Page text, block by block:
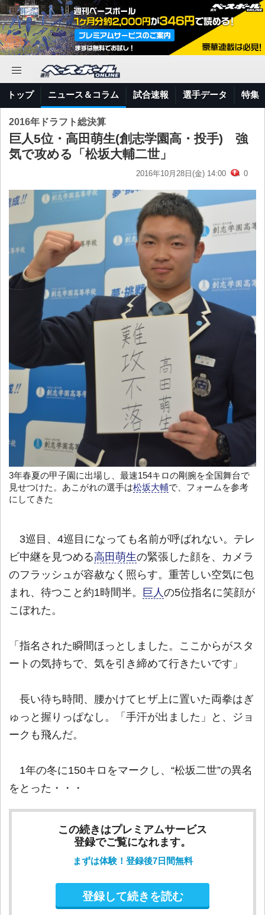
トップ ニュース＆コラム 試合速報 選手データ 特集
2016年ドラフト総決算
巨人5位・高田萌生(創志学園高・投手) 強
気で攻める「松坂大輔二世」
2016年10月28日(金) 14:00 0
3年春夏の甲子園に出場し、最速154キロの剛腕を全国舞台で
見せつけた。あこがれの選手は松坂大輔で、フォームを参考
にしてきた
3巡目、4巡目になっても名前が呼ばれない。テレ
ビ中継を見つめる高田萌生の緊張した顔を、カメラ
のフラッシュが容赦なく照らす。重苦しい空気に包
まれ、待つこと約1時間半。 巨人 の5位指名に笑顔が
こぼれた。
「指名された瞬間ほっとしました。ここからがスタ
ートの気持ちで、気を引き締めて行きたいです」
長い待ち時間、腰かけてヒザ上に置いた両拳はぎ
ゅっと握りっぱなし。「手汗が出ました」と、ジョ
ークも飛んだ。
1年の冬に150キロをマークし、“松坂二世”の異名
をとった・・・
この続きはプレミアムサービス
登録でご覧になれます。
まずは体験！登録後7日間無料
登録して続きを読む